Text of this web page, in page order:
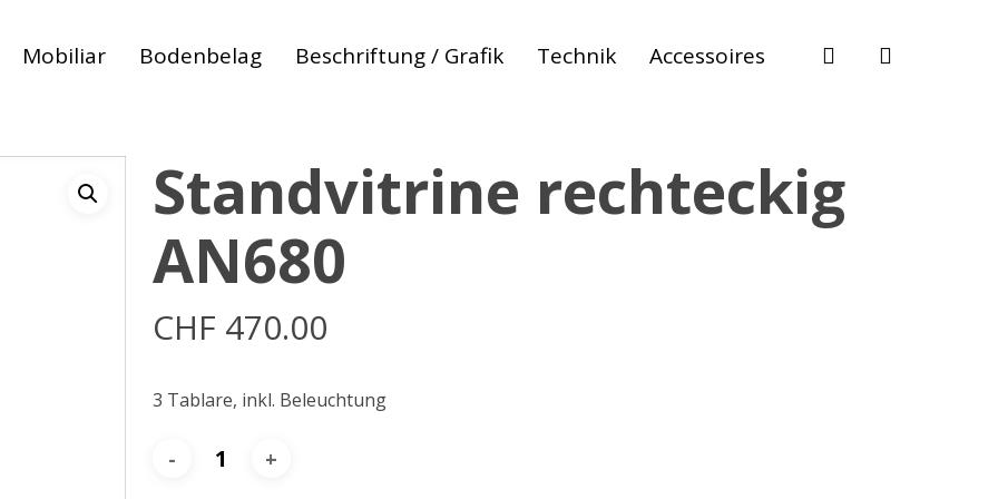
abbrechen
Mobiliar Bodenbelag Beschriftung / Grafik Technik Accessoires suche
Standvitrine rechteckig
AN680
CHF 470.00
3 Tablare, inkl. Beleuchtung